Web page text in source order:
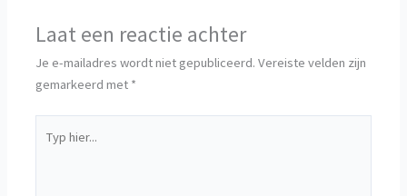
Laat een reactie achter
Je e-mailadres wordt niet gepubliceerd. Vereiste velden zijn
gemarkeerd met *
hier...